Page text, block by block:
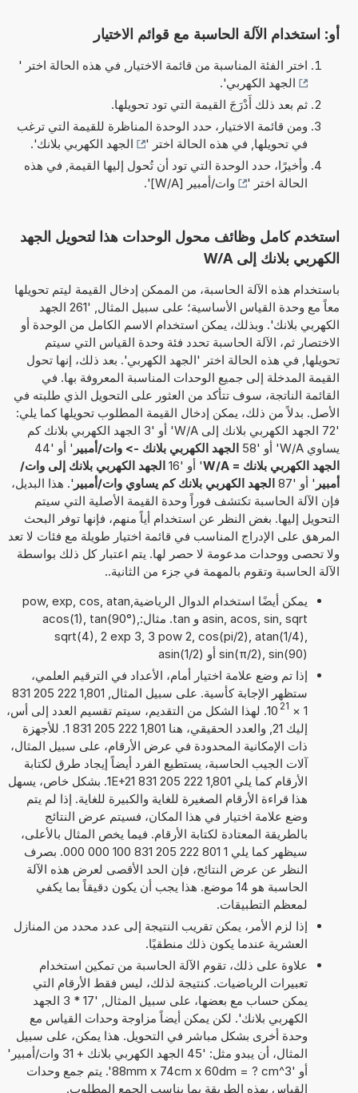
أو: استخدام الآلة الحاسبة مع قوائم الاختيار
اختر الفئة المناسبة من قائمة الاختيار, في هذه الحالة اختر '
الجهد الكهربي'.
ثم بعد ذلك أَدْرَجَ القيمة التي تود تحويلها.
ومن قائمة الاختيار، حدد الوحدة المناظرة للقيمة التي ترغب
في تحويلها, في هذه الحالة اختر '
الجهد الكهربي بلانك'.
وأخيرًا، حدد الوحدة التي تود أن تُحول إليها القيمة, في هذه
الحالة اختر '
وات/أمبير [W/A] '.
استخدم كامل وظائف محول الوحدات هذا لتحويل الجهد
الكهربي بلانك إلى W/A
باستخدام هذه الآلة الحاسبة، من الممكن إدخال القيمة ليتم تحويلها
معاً مع وحدة القياس الأساسية؛ على سبيل المثال, '261 الجهد
الكهربي بلانك'. وبذلك، يمكن استخدام الاسم الكامل من الوحدة أو
الاختصار ثم، الآلة الحاسبة تحدد فئة وحدة القياس التي سيتم
تحويلها, في هذه الحالة اختر 'الجهد الكهربي'. بعد ذلك، إنها تحول
القيمة المدخلة إلى جميع الوحدات المناسبة المعروفة بها. في
القائمة الناتجة، سوف تتأكد من العثور على التحويل الذي طلبته في
الأصل. بدلاً من ذلك، يمكن إدخال القيمة المطلوب تحويلها كما يلي:
'72 الجهد الكهربي بلانك إلى W/A' أو '3 الجهد الكهربي بلانك كم
يساوي W/A' أو '58
الجهد الكهربي بلانك -> وات/أمبير ' أو '44
الجهد الكهربي بلانك = W/A
' أو '16
الجهد الكهربي بلانك إلى وات/
أمبير ' أو '87 الجهد الكهربي بلانك كم يساوي وات/أمبير '. هذا البديل،
فإن الآلة الحاسبة تكتشف فوراً وحدة القيمة الأصلية التي سيتم
التحويل إليها. بغض النظر عن استخدام أياً منهم، فإنها توفر البحث
المرهق على الإدراج المناسب في قائمة اختيار طويلة مع فئات لا تعد
ولا تحصى ووحدات مدعومة لا حصر لها. يتم اعتبار كل ذلك بواسطة
الآلة الحاسبة وتقوم بالمهمة في جزء من الثانية..
يمكن أيضًا استخدام الدوال الرياضيةpow, exp, cos, atan,
asin, acos, sin, sqrt و tan. مثال:acos(1), tan(90°),
sqrt(4), 2 exp 3, 3 pow 2, cos(pi/2), atan(1/4),
sin(π/2), sin(90) أو asin(1/2)
إذا تم وضع علامة اختيار أمام، الأعداد في الترقيم العلمي،
ستظهر الإجابة كأسية. على سبيل المثال, 1,801 222 205 831
1
×
10 21
. لهذا الشكل من التقديم، سيتم تقسيم العدد إلى أس،
إليك 21, والعدد الحقيقي، هنا 1,801 222 205 831 1. للأجهزة
ذات الإمكانية المحدودة في عرض الأرقام، على سبيل المثال،
آلات الجيب الحاسبة، يستطيع الفرد أيضاً إيجاد طرق لكتابة
الأرقام كما يلي 1,801 222 205 831 1E+21. بشكل خاص، يسهل
هذا قراءة الأرقام الصغيرة للغاية والكبيرة للغاية. إذا لم يتم
وضع علامة اختيار في هذا المكان، فسيتم عرض النتائج
بالطريقة المعتادة لكتابة الأرقام. فيما يخص المثال بالأعلى،
سيظهر كما يلي 1 801 222 205 831 100 000 000. بصرف
النظر عن عرض النتائج، فإن الحد الأقصى لعرض هذه الآلة
الحاسبة هو 14 موضع. هذا يجب أن يكون دقيقاً بما يكفي
لمعظم التطبيقات.
إذا لزم الأمر، يمكن تقريب النتيجة إلى عدد محدد من المنازل
العشرية عندما يكون ذلك منطقيًا.
علاوة على ذلك، تقوم الآلة الحاسبة من تمكين استخدام
تعبيرات الرياضيات. كنتيجة لذلك، ليس فقط الأرقام التي
يمكن حساب مع بعضها، على سبيل المثال, '17 * 3 الجهد
الكهربي بلانك'. لكن يمكن أيضاً مزاوجة وحدات القياس مع
وحدة أخرى بشكل مباشر في التحويل. هذا يمكن، على سبيل
المثال، أن يبدو مثل: '45 الجهد الكهربي بلانك + 31 وات/أمبير'
أو '88mm x 74cm x 60dm = ? cm^3'. يتم جمع وحدات
القياس بهذه الطريقة بما يناسب الجمع المطلوب.